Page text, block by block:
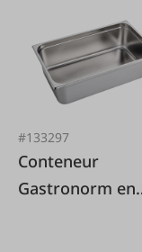
#133297
Conteneur
Gastronorm en